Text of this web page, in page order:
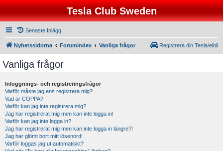
Tesla Club Sweden
Senaste Inlägg
Nyhetssidorna Forumindex Vanliga frågor Registrera din Tesla/elbil
Vanliga frågor
Inloggnings- och registreringsfrågor
Varför måste jag ens registrera mig?
Vad är COPPA?
Varför kan jag inte registrera mig?
Jag har registrerat mig men kan inte logga in!
Varför kan jag inte logga in?
Jag har registrerat mig men kan inte logga in längre?!
Jag har glömt bort mitt lösenord!
Varför loggas jag ut automatiskt?